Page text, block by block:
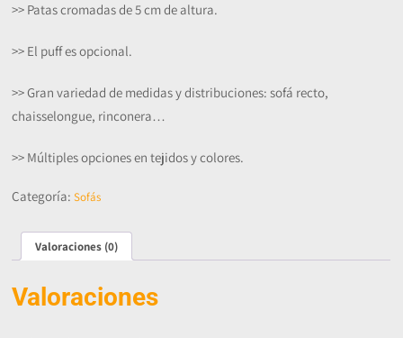
>> Patas cromadas de 5 cm de altura.
>> El puff es opcional.
>> Gran variedad de medidas y distribuciones: sofá recto,
chaisselongue, rinconera…
>> Múltiples opciones en tejidos y colores.
Categoría:Sofás
Valoraciones (0)
Valoraciones